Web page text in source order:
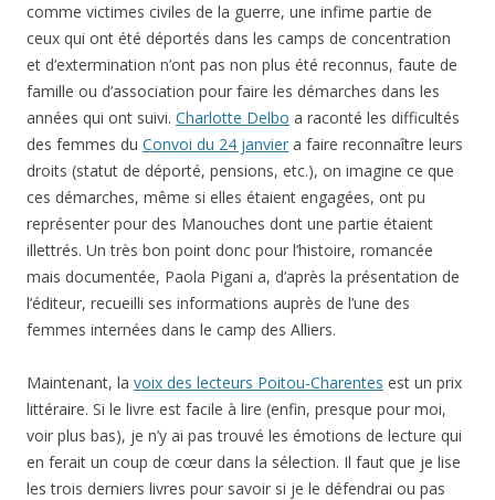
comme victimes civiles de la guerre, une infime partie de
ceux qui ont été déportés dans les camps de concentration
et d’extermination n’ont pas non plus été reconnus, faute de
famille ou d’association pour faire les démarches dans les
années qui ont suivi. Charlotte Delbo a raconté les difficultés
des femmes du Convoi du 24 janvier a faire reconnaître leurs
droits (statut de déporté, pensions, etc.), on imagine ce que
ces démarches, même si elles étaient engagées, ont pu
représenter pour des Manouches dont une partie étaient
illettrés. Un très bon point donc pour l’histoire, romancée
mais documentée, Paola Pigani a, d’après la présentation de
l’éditeur, recueilli ses informations auprès de l’une des
femmes internées dans le camp des Alliers.
Maintenant, la voix des lecteurs Poitou-Charentes est un prix
littéraire. Si le livre est facile à lire (enfin, presque pour moi,
voir plus bas), je n’y ai pas trouvé les émotions de lecture qui
en ferait un coup de cœur dans la sélection. Il faut que je lise
les trois derniers livres pour savoir si je le défendrai ou pas